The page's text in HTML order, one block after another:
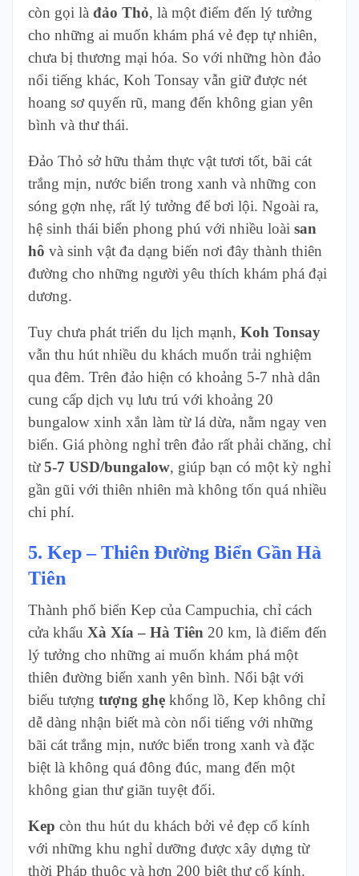
còn gọi là đảo Thỏ, là một điểm đến lý tưởng
cho những ai muốn khám phá vẻ đẹp tự nhiên,
chưa bị thương mại hóa. So với những hòn đảo
nổi tiếng khác, Koh Tonsay vẫn giữ được nét
hoang sơ quyến rũ, mang đến không gian yên
bình và thư thái.
Đảo Thỏ sở hữu thảm thực vật tươi tốt, bãi cát
trắng mịn, nước biển trong xanh và những con
sóng gợn nhẹ, rất lý tưởng để bơi lội. Ngoài ra,
hệ sinh thái biển phong phú với nhiều loài san
hô và sinh vật đa dạng biến nơi đây thành thiên
đường cho những người yêu thích khám phá đại
dương.
Tuy chưa phát triển du lịch mạnh, Koh Tonsay
vẫn thu hút nhiều du khách muốn trải nghiệm
qua đêm. Trên đảo hiện có khoảng 5-7 nhà dân
cung cấp dịch vụ lưu trú với khoảng 20
bungalow xinh xắn làm từ lá dừa, nằm ngay ven
biển. Giá phòng nghỉ trên đảo rất phải chăng, chỉ
từ5-7 USD/bungalow, giúp bạn có một kỳ nghỉ
gần gũi với thiên nhiên mà không tốn quá nhiều
chi phí.
5. Kep – Thiên Đường Biển Gần Hà
Tiên
Thành phố biển Kep của Campuchia, chỉ cách
cửa khẩu Xà Xía – Hà Tiên 20 km, là điểm đến
lý tưởng cho những ai muốn khám phá một
thiên đường biển xanh yên bình. Nổi bật với
biểu tượng tượng ghẹ khổng lồ, Kep không chỉ
dễ dàng nhận biết mà còn nổi tiếng với những
bãi cát trắng mịn, nước biển trong xanh và đặc
biệt là không quá đông đúc, mang đến một
không gian thư giãn tuyệt đối.
Kep còn thu hút du khách bởi vẻ đẹp cổ kính
với những khu nghỉ dưỡng được xây dựng từ
thời Pháp thuộc và hơn 200 biệt thự cổ kính.